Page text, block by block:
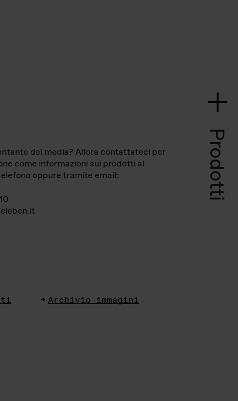
Prodotti
dei media? Allora contattateci per
come informazioni sui prodotti al
oppure tramite email:
Archivio immagini